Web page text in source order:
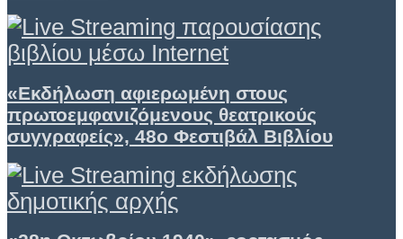
«Εκδήλωση αφιερωμένη στους
πρωτοεμφανιζόμενους θεατρικούς
συγγραφείς», 48ο Φεστιβάλ Βιβλίου